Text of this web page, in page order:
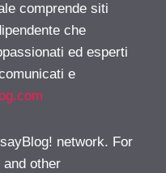
comprende siti
che
ed esperti
e
network. For
other